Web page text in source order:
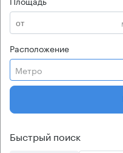
Расположение
Метро
Быстрый поиск